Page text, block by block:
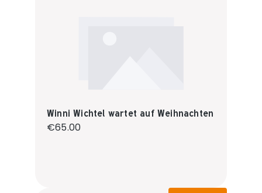
Winni Wichtel wartet auf Weihnachten
Regular price:
€65.00